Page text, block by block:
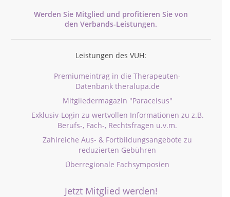
Werden Sie Mitglied und profitieren Sie von
den Verbands-Leistungen.
Leistungen des VUH:
Premiumeintrag in die Therapeuten-
Datenbank theralupa.de
Mitgliedermagazin "Paracelsus"
Exklusiv-Login zu wertvollen Informationen zu z.B.
Berufs-, Fach-, Rechtsfragen u.v.m.
Zahlreiche Aus- & Fortbildungsangebote zu
reduzierten Gebühren
Überregionale Fachsymposien
Jetzt Mitglied werden!